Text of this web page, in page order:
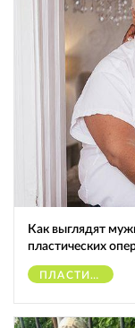
Как выглядят
пластических
ПЛАСТИЧЕСКИЕ ОПЕРАЦИИ